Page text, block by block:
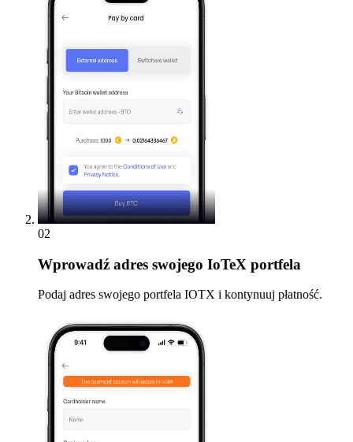
02
Wprowadź adres swojego IoTeX portfela
Podaj adres swojego portfela IOTX i kontynuuj płatność.